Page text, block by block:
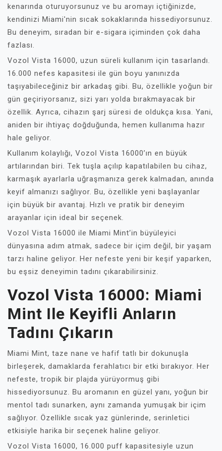
kenarında oturuyorsunuz ve bu aromayı içtiğinizde,
kendinizi Miami'nin sıcak sokaklarında hissediyorsunuz.
Bu deneyim, sıradan bir e-sigara içiminden çok daha
fazlası.
Vozol Vista 16000, uzun süreli kullanım için tasarlandı.
16.000 nefes kapasitesi ile gün boyu yanınızda
taşıyabileceğiniz bir arkadaş gibi. Bu, özellikle yoğun bir
gün geçiriyorsanız, sizi yarı yolda bırakmayacak bir
özellik. Ayrıca, cihazın şarj süresi de oldukça kısa. Yani,
aniden bir ihtiyaç doğduğunda, hemen kullanıma hazır
hale geliyor.
Kullanım kolaylığı, Vozol Vista 16000’ın en büyük
artılarından biri. Tek tuşla açılıp kapatılabilen bu cihaz,
karmaşık ayarlarla uğraşmanıza gerek kalmadan, anında
keyif almanızı sağlıyor. Bu, özellikle yeni başlayanlar
için büyük bir avantaj. Hızlı ve pratik bir deneyim
arayanlar için ideal bir seçenek.
Vozol Vista 16000 ile Miami Mint’in büyüleyici
dünyasına adım atmak, sadece bir içim değil, bir yaşam
tarzı haline geliyor. Her nefeste yeni bir keşif yaparken,
bu eşsiz deneyimin tadını çıkarabilirsiniz.
Vozol Vista 16000: Miami
Mint Ile Keyifli Anların
Tadını Çıkarın
Miami Mint, taze nane ve hafif tatlı bir dokunuşla
birleşerek, damaklarda ferahlatıcı bir etki bırakıyor. Her
nefeste, tropik bir plajda yürüyormuş gibi
hissediyorsunuz. Bu aromanın en güzel yanı, yoğun bir
mentol tadı sunarken, aynı zamanda yumuşak bir içim
sağlıyor. Özellikle sıcak yaz günlerinde, serinletici
etkisiyle harika bir seçenek haline geliyor.
Vozol Vista 16000, 16.000 puff kapasitesiyle uzun